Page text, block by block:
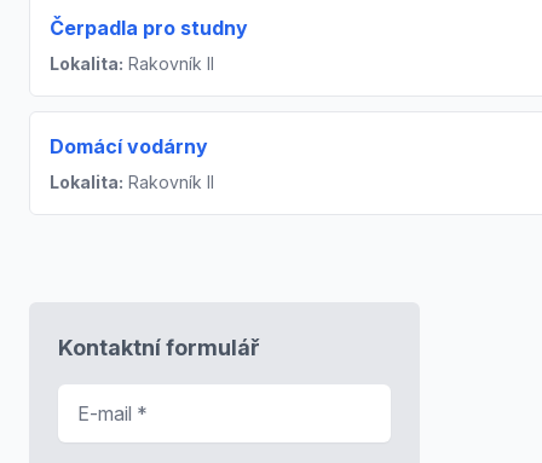
Čerpadla pro studny
Lokalita: Rakovník II
Domácí vodárny
Lokalita: Rakovník II
Kontaktní formulář